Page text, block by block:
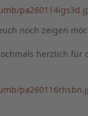
noch zeigen
herzlich für